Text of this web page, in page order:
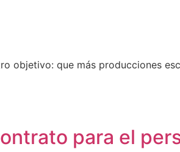
objetivo: que más producciones
para el